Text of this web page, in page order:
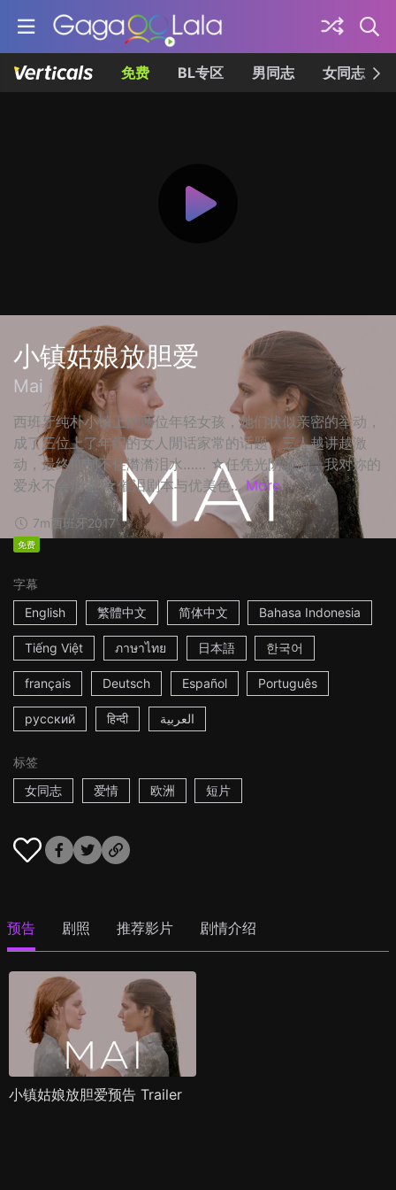
免费 BL专区 男同志 女同志
小镇姑娘放胆爱
Mai
西班牙纯朴小镇上的两位年轻女孩，她们状似亲密的举动，
成了三位上了年纪的女人閒话家常的话题。三人越讲越激
动，最终抑制不住潸潸泪水…… ☆任凭光阴流淌，我对妳的
爱永不会消逝 ☆催泪剧本与优美色... More
7m西班牙2017
免费
字幕
English
繁體中文 简体中文 Bahasa Indonesia
Tiếng Việt ภาษาไทย 日本語 한국어
français Deutsch Español Português
русский हिन्दी العربية
标签
女同志
爱情 欧洲 短片
预告 剧照 推荐影片 剧情介绍
小镇姑娘放胆爱预告 Trailer